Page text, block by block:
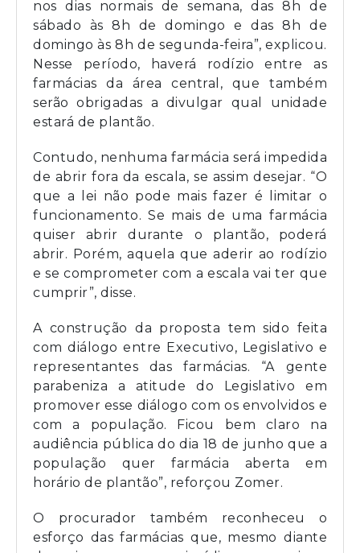
nos dias normais de semana, das 8h de
sábado às 8h de domingo e das 8h de
domingo às 8h de segunda-feira”, explicou.
Nesse período, haverá rodízio entre as
farmácias da área central, que também
serão obrigadas a divulgar qual unidade
estará de plantão.
Contudo, nenhuma farmácia será impedida
de abrir fora da escala, se assim desejar. “O
que a lei não pode mais fazer é limitar o
funcionamento. Se mais de uma farmácia
quiser abrir durante o plantão, poderá
abrir. Porém, aquela que aderir ao rodízio
e se comprometer com a escala vai ter que
cumprir”, disse.
A construção da proposta tem sido feita
com diálogo entre Executivo, Legislativo e
representantes das farmácias. “A gente
parabeniza a atitude do Legislativo em
promover esse diálogo com os envolvidos e
com a população. Ficou bem claro na
audiência pública do dia 18 de junho que a
população quer farmácia aberta em
horário de plantão”, reforçou Zomer.
O procurador também reconheceu o
esforço das farmácias que, mesmo diante